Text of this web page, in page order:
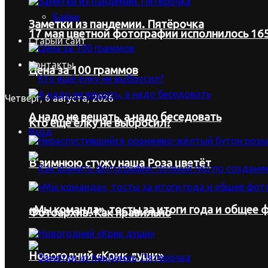
Байки
Старый сайт
Контакты
Четверг, 6 августа, 2026
Вход
Заметки из пандемии. Пятёрочка
Цена за 100 граммов
А надо не вещать, а надо беседовать
В зимнюю стужу наша Роза цветёт
«Мы команда», тосты за итоги года и общее
Новогодний «Крик души»
17 мая цветной фотографии исполнилось
Кто ещё ёлку не выбросил?
Фотоархив. Как правильно